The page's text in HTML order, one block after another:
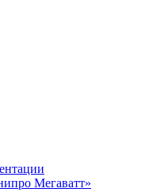
Мегаватт»